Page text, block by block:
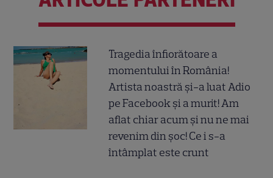
Tragedia înfiorătoare a
momentului în România!
Artista noastră și-a luat Adio
pe Facebook și a murit! Am
aflat chiar acum și nu ne mai
revenim din șoc! Ce i s-a
întâmplat este crunt